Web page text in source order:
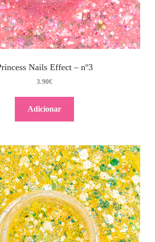
Nails Effect – nº3
3.90€
Adicionar